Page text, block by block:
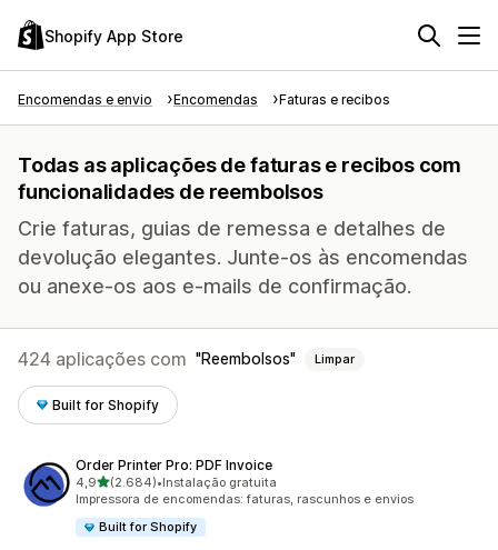
Shopify App Store
Encomendas e envio Encomendas Faturas e recibos
Todas as aplicações de faturas e recibos com
funcionalidades de reembolsos
Crie faturas, guias de remessa e detalhes de
devolução elegantes. Junte-os às encomendas
ou anexe-os aos e-mails de confirmação.
424 aplicações com Reembolsos Limpar
Built for Shopify
Order Printer Pro: PDF Invoice
4,9de 5 estrelas
(2.684)
2684 total de avaliações
•Instalação gratuita
Impressora de encomendas: faturas, rascunhos e envios
Built for Shopify